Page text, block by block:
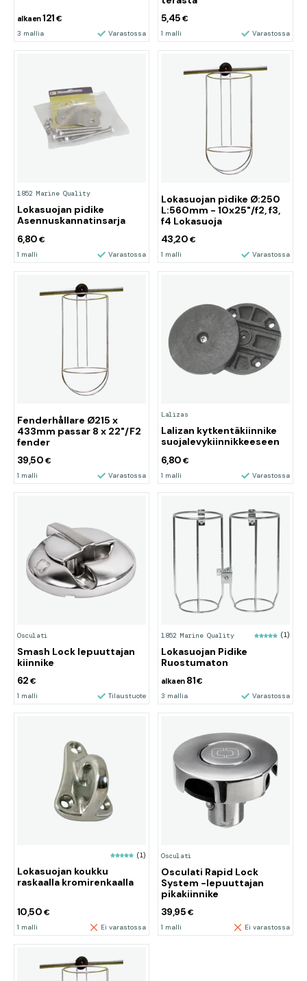
alkaen121 €
3 mallia Varastossa
5,45€
1 malli Varastossa
1852 Marine Quality
Lokasuojan pidike
Asennuskannatinsarja
6,80€
1 malli Varastossa
Lokasuojan pidike Ø:250
L:560mm - 10x25"/f2, f3,
f4 Lokasuoja
43,20 €
1 malli Varastossa
Fenderhållare Ø215 x
433mm passar 8 x 22"/F2
fender
39,50 €
1 malli Varastossa
Lalizas
Lalizan kytkentäkiinnike
suojalevykiinnikkeeseen
6,80€
1 malli Varastossa
Osculati
Smash Lock lepuuttajan
kiinnike
62€
1 malli Tilaustuote
1852 Marine Quality (1)
Lokasuojan Pidike
Ruostumaton
alkaen 81€
3 mallia Varastossa
(1)
Lokasuojan koukku
raskaalla kromirenkaalla
10,50 €
1 malli Ei varastossa
Osculati
Osculati Rapid Lock
System -lepuuttajan
pikakiinnike
39,95 €
1 malli Ei varastossa